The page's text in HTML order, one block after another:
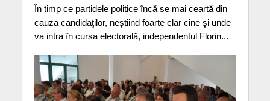
În timp ce partidele politice încă se mai ceartă din
cauza candidaţilor, neştiind foarte clar cine şi unde
va intra în cursa electorală, independentul Florin...